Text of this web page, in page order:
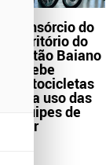
Consórcio do
Território do
Sertão Baiano
recebe
motocicletas
para uso das
equipes de
Ater